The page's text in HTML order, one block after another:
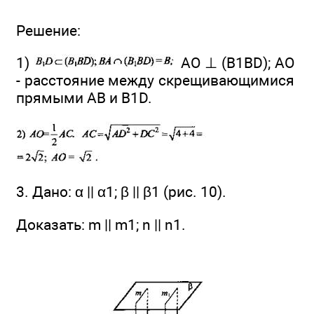
Решение:
1)
AO ⊥ (B1BD); АО
- расстояние между скрещивающимися
прямыми АВ и B1D.
3. Дано: α || α1; β || β1 (рис. 10).
Доказать: m || m1; n || n1.